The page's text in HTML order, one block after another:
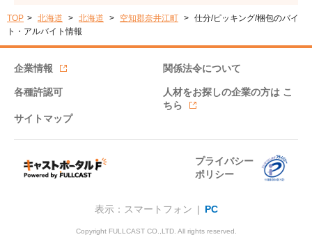
TOP 北海道 北海道 空知郡奈井江町
仕分/ピッキング/梱包のバイ
ト・アルバイト情報
企業情報 関係法令について
各種許認可 人材をお探しの企業の方は こ
ちら
サイトマップ
プライバシー
ポリシー
表示：スマートフォン | PC
Copyright FULLCAST CO.,LTD. All rights reserved.